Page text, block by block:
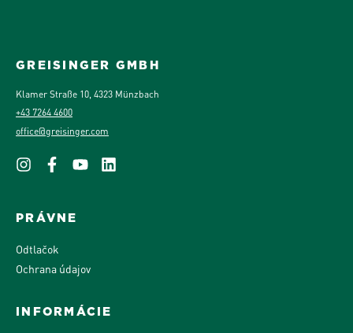
GREISINGER GMBH
Klamer Straße 10, 4323 Münzbach
+43 7264 4600
office@greisinger.com
PRÁVNE
Odtlačok
Ochrana údajov
INFORMÁCIE